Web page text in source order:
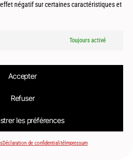
négatif sur certaines caractéristiques et
Toujours activé
Accepter
Refuser
les préférences
Déclaration de confidentialitéImpressum
Toulouse-Montpellier-Biarritz